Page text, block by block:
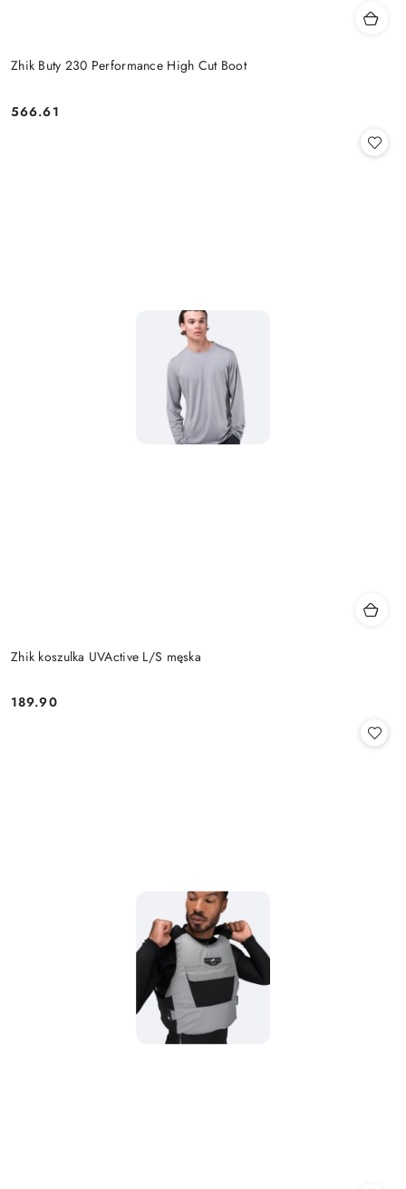
Zhik Buty 230 Performance High Cut Boot
Cena:
566.61
Zhik koszulka UVActive L/S męska
Cena:
189.90